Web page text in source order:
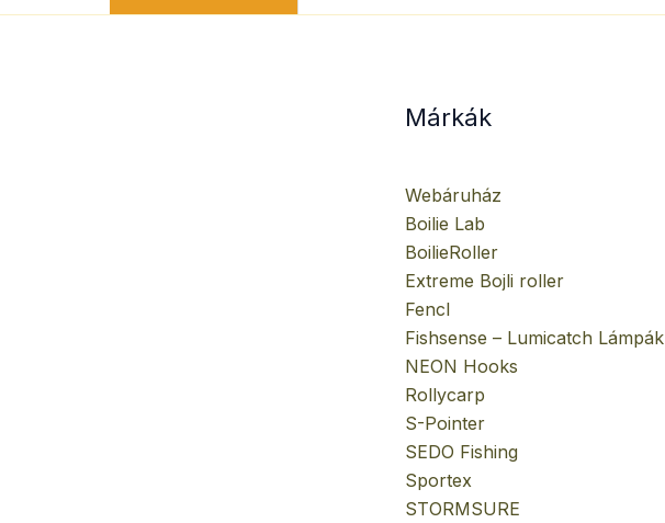
Márkák
Webáruház
Boilie Lab
BoilieRoller
Extreme Bojli roller
Fencl
Fishsense – Lumicatch Lámpák
NEON Hooks
Rollycarp
S-Pointer
SEDO Fishing
Sportex
STORMSURE